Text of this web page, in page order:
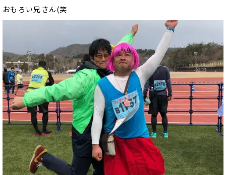
おもろい兄さん(笑